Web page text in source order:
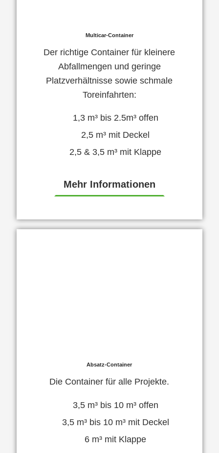
Multicar-Container
Der richtige Container für kleinere
Abfallmengen und geringe
Platzverhältnisse sowie schmale
Toreinfahrten:
1,3 m³ bis 2.5m³ offen
2,5 m³ mit Deckel
2,5 & 3,5 m³ mit Klappe
Mehr Informationen
Absatz-Container
Die Container für alle Projekte.
3,5 m³ bis 10 m³ offen
3,5 m³ bis 10 m³ mit Deckel
6 m³ mit Klappe